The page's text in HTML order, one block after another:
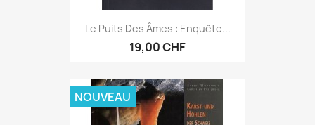
Le Puits Des Âmes : Enquête...
19,00 CHF
NOUVEAU